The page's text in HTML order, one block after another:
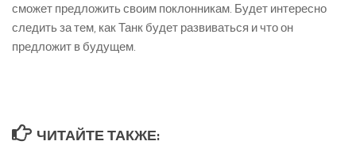
сможет предложить своим поклонникам. Будет интересно
следить за тем, как Танк будет развиваться и что он
предложит в будущем.
ЧИТАЙТЕ ТАКЖЕ: